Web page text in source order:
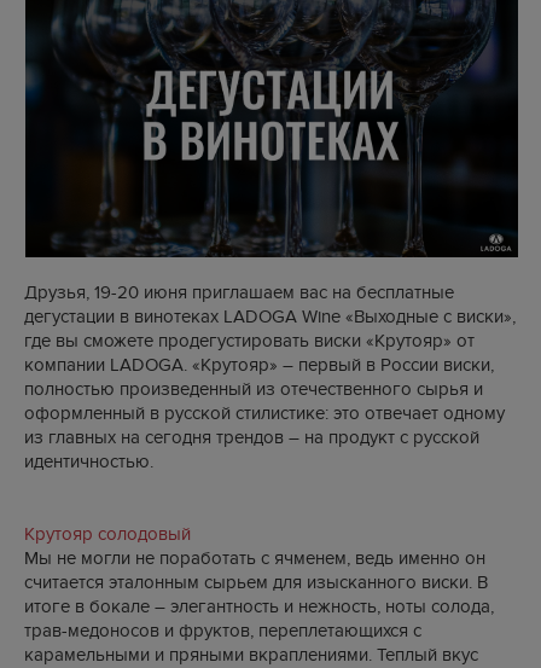
Друзья, 19-20 июня приглашаем вас на бесплатные
дегустации в винотеках LADOGA Wine «Выходные с виски»,
где вы сможете продегустировать виски «Крутояр» от
компании LADOGA. «Крутояр» – первый в России виски,
полностью произведенный из отечественного сырья и
оформленный в русской стилистике: это отвечает одному
из главных на сегодня трендов – на продукт с русской
идентичностью.
Крутояр солодовый
Мы не могли не поработать с ячменем, ведь именно он
считается эталонным сырьем для изысканного виски. В
итоге в бокале – элегантность и нежность, ноты солода,
трав-медоносов и фруктов, переплетающихся с
карамельными и пряными вкраплениями. Теплый вкус